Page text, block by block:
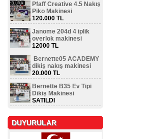
Pfaff Creative 4.5 Nakış
Piko Makinesi
120.000 TL
Janome 204d 4 iplik
overlok makinesi
12000 TL
Bernette05 ACADEMY
dikiş nakış makinesi
20.000 TL
Bernette B35 Ev Tipi
Dikiş Makinesi
SATILDI
DUYURULAR